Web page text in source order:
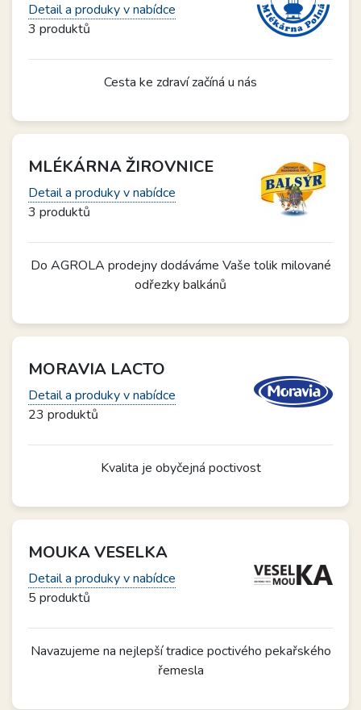
Detail a produky v nabídce
3 produktů
Cesta ke zdraví začíná u nás
MLÉKÁRNA ŽIROVNICE
Detail a produky v nabídce
3 produktů
Do AGROLA prodejny dodáváme Vaše tolik milované
odřezky balkánů
MORAVIA LACTO
Detail a produky v nabídce
23 produktů
Kvalita je obyčejná poctivost
MOUKA VESELKA
Detail a produky v nabídce
5 produktů
Navazujeme na nejlepší tradice poctivého pekařského
řemesla